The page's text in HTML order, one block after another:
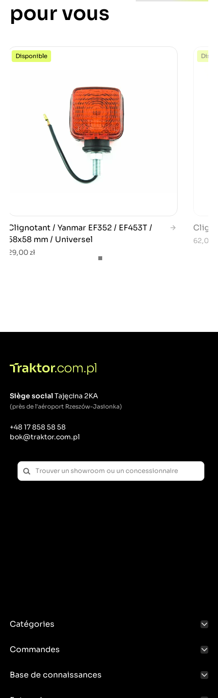
pour vous
Disponible
Clignotant / Yanmar EF352 / EF453T /
58x58 mm / Universel
29,00 zł
62,00
Siège socialTajęcina 2KA
(près de l'aéroport Rzeszów-Jasionka)
+48 17 858 58 58
bok@traktor.com.pl
Catégories
Commandes
Base de connaissances